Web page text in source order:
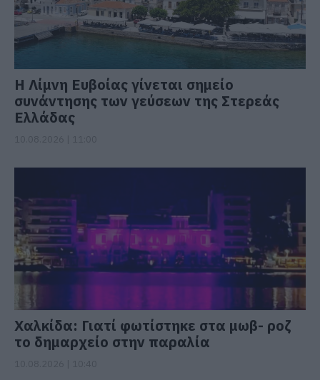
Η Λίμνη Ευβοίας γίνεται σημείο
συνάντησης των γεύσεων της Στερεάς
Ελλάδας
Χαλκίδα: Γιατί φωτίστηκε στα μωβ- ροζ
το δημαρχείο στην παραλία